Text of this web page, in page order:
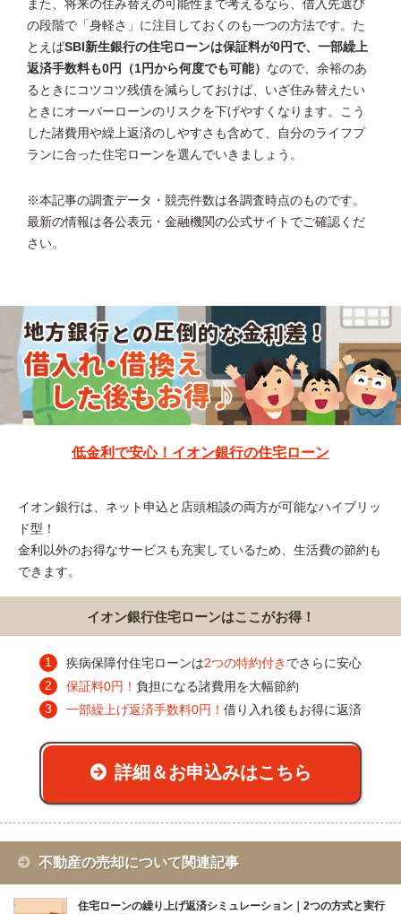
また、将来の住み替えの可能性まで考えるなら、借入先選び
の段階で「身軽さ」に注目しておくのも一つの方法です。た
とえばSBI新生銀行の住宅ローンは保証料が0円で、一部繰上
返済手数料も0円（1円から何度でも可能） なので、余裕のあ
るときにコツコツ残債を減らしておけば、いざ住み替えたい
ときにオーバーローンのリスクを下げやすくなります。こう
した諸費用や繰上返済のしやすさも含めて、自分のライフプ
ランに合った住宅ローンを選んでいきましょう。
※本記事の調査データ・競売件数は各調査時点のものです。
最新の情報は各公表元・金融機関の公式サイトでご確認くだ
さい。
低金利で安心！イオン銀行の住宅ローン
イオン銀行は、ネット申込と店頭相談の両方が可能なハイブリッ
ド型！
金利以外のお得なサービスも充実しているため、生活費の節約も
できます。
イオン銀行住宅ローンはここがお得！
疾病保障付住宅ローンは2つの特約付き でさらに安心
保証料0円！ 負担になる諸費用を大幅節約
一部繰上げ返済手数料0円！ 借り入れ後もお得に返済
詳細＆お申込みはこちら
不動産の売却について関連記事
住宅ローンの繰り上げ返済シミュレーション｜2つの方式と実行